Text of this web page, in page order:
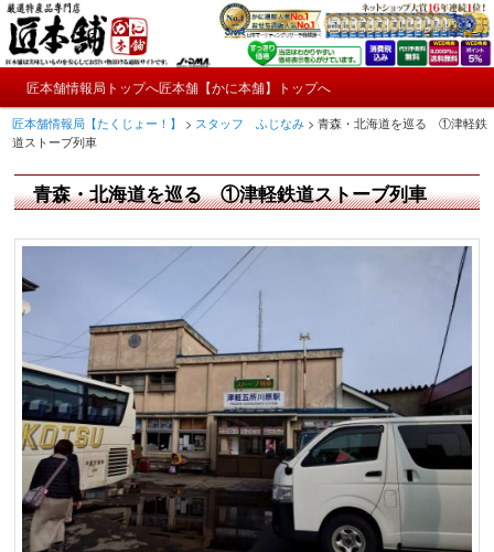
メ
イ
ン
ン
テ
ン
匠本舗情報局【たくじょー！】
かにやおせちについてのおもしろ情報や興味深い記事をお届けします。
ン
メ
メ
イ
ン
ツ
へ
移
動
匠本舗情報局トップへ匠本舗【かに本舗】トップへ
匠本舗情報局【たくじょー！】 > スタッフ ふじなみ >青森・北海道を巡る ①津軽鉄
道ストーブ列車
青森・北海道を巡る ①津軽鉄道ストーブ列車